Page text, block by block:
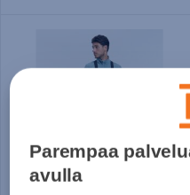
Parempaa
avulla